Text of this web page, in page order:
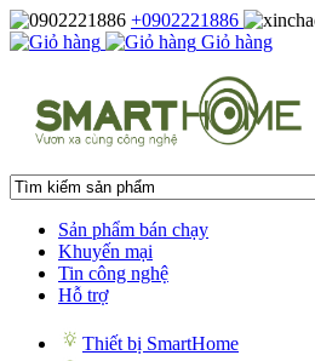
+0902221886
Giỏ hàng
Sản phẩm bán chạy
Khuyến mại
Tin công nghệ
Hỗ trợ
Thiết bị SmartHome